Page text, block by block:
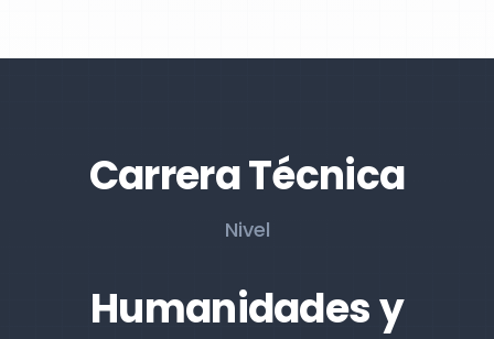
Carrera Técnica
Nivel
Humanidades y